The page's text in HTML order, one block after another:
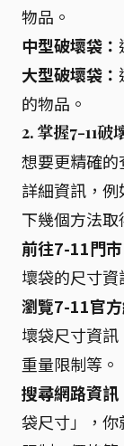
物品。
中型破壞袋：
大型破壞袋：
的物品。
2. 掌握7-11破
想要更精確
詳細資訊，
下幾個方法取
前往7-11門市
壞袋的尺寸資
瀏覽7-11官方
壞袋尺寸資
重量限制等。
搜尋網路資訊
袋尺寸」，